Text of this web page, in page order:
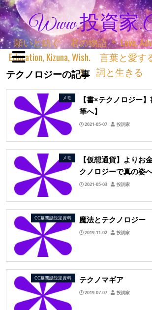
Www.投資家
願いと紡ぐ 君の物語 ＊ Love,
Education, Kizuna, Wish. 言葉と愛
る 詞と生きる
テクノロジーの記事
メモ
【書×テクノロジー
筆へ】
2021-05-07 投詞家
メモ
【仮想通貨】よりお
クノロジーで真の姿へ
2021-05-03 投詞家
CC幕間話設定資料 魔法とテクノロジー
2019-11-02 投詞家
CC幕間話設定資料 テクノマギア
2019-07-07 投詞家